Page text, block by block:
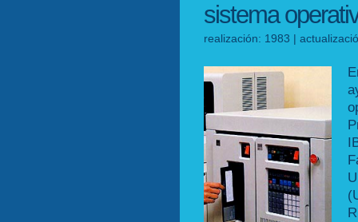
sistema
realización: 1983 |